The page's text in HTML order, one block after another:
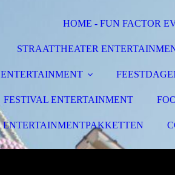
HOME - FUN FACTOR
STRAATTHEATER
ENTERTAINMENT
FESTIVAL ENTERTAINMENT
ENTERTAINMENTPAKKETTEN